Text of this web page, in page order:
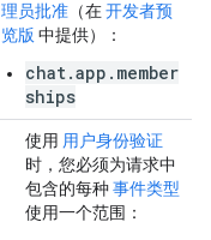
理员批准 （在开发者预
览版 中提供）：
chat.app.member
ships
使用 用户身份验证
时，您必须为请求中
包含的每种事件类型
使用一个范围：